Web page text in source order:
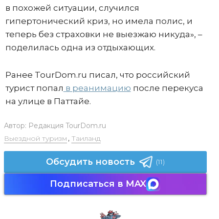
в похожей ситуации, случился
гипертонический криз, но имела полис, и
теперь без страховки не выезжаю никуда», –
поделилась одна из отдыхающих.
Ранее TourDom.ru писал, что российский
турист попал в реанимацию после перекуса
на улице в Паттайе.
Автор: Редакция TourDom.ru
Выездной туризм , Таиланд
Обсудить новость (11)
Подписаться в MAX